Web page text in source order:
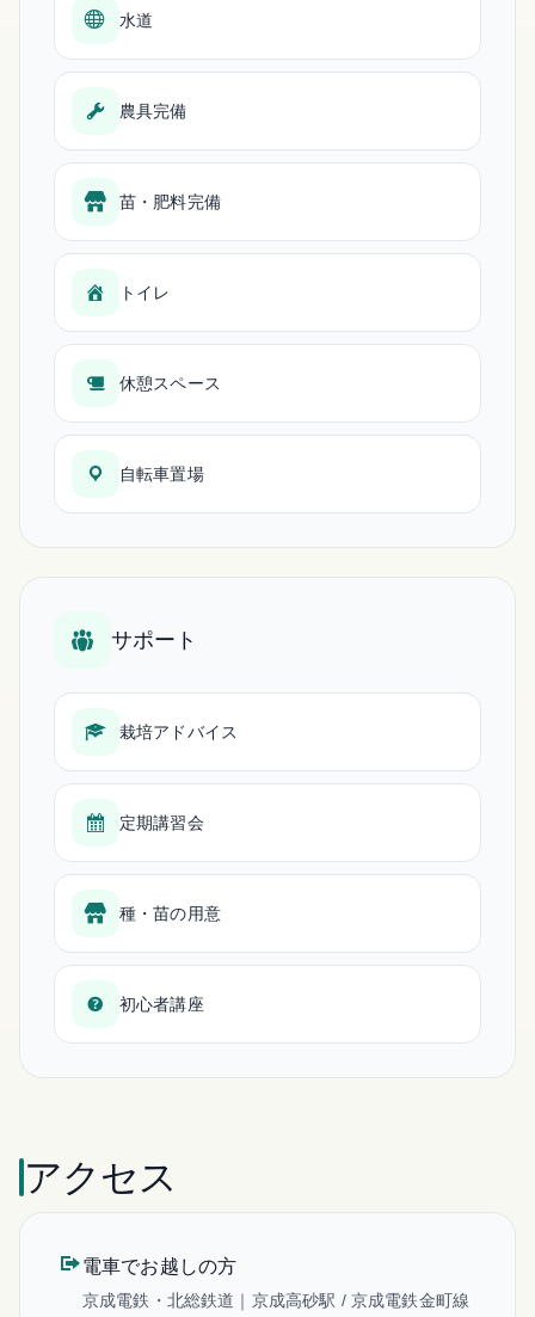
水道
農具完備
苗・肥料完備
トイレ
休憩スペース
自転車置場
サポート
栽培アドバイス
定期講習会
種・苗の用意
初心者講座
アクセス
電車でお越しの方
京成電鉄・北総鉄道｜京成高砂駅 / 京成電鉄金町線